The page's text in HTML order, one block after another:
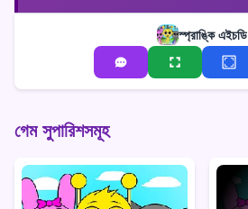
স্প্রাঙ্কি এইচডি
গেম সুপারিশসমূহ